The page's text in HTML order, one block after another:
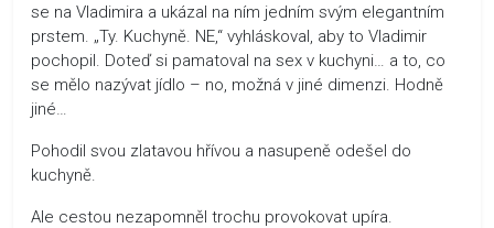
se na Vladimira a ukázal na ním jedním svým elegantním
prstem. „Ty. Kuchyně. NE,“ vyhláskoval, aby to Vladimir
pochopil. Doteď si pamatoval na sex v kuchyni… a to, co
se mělo nazývat jídlo – no, možná v jiné dimenzi. Hodně
jiné…
Pohodil svou zlatavou hřívou a nasupeně odešel do
kuchyně.
Ale cestou nezapomněl trochu provokovat upíra.